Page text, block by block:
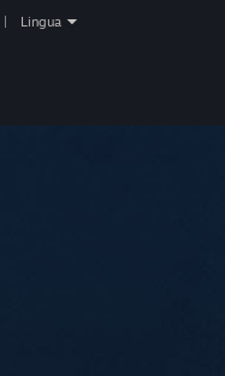
Lingua